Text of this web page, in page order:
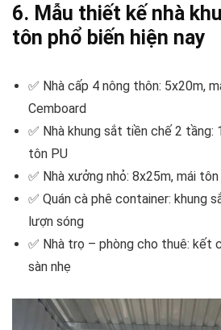
6. Mẫu thiết kế nhà
tôn phổ biến hiện nay
✅ Nhà cấp 4 nông thôn: 5x20m,
Cemboard
✅ Nhà khung sắt tiền chế 2 tầng:
tôn PU
✅ Nhà xưởng nhỏ: 8x25m, mái
✅ Quán cà phê container: khung
lượn sóng
✅ Nhà trọ – phòng cho thuê: kết
sàn nhẹ